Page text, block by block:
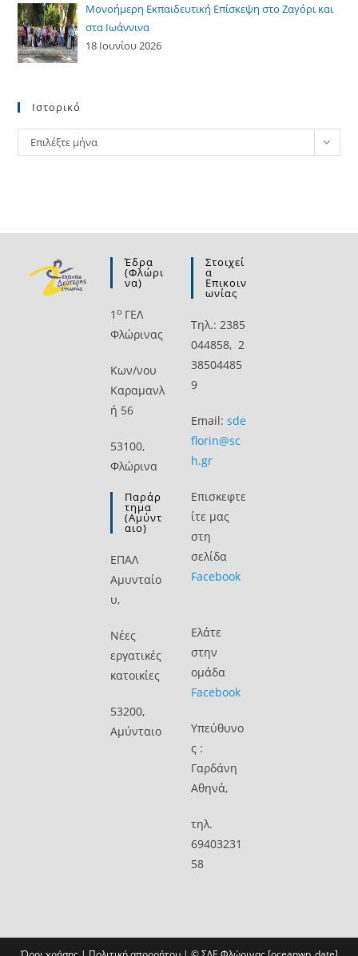
Μονοήμερη Εκπαιδευτική Επίσκεψη στο Ζαγόρι και
στα Ιωάννινα
18 Ιουνίου 2026
Ιστορικό
Ιστορικό
Επιλέξτε μήνα
Έδρα
(Φλώρι
Να)
1ο ΓΕΛ
Φλώρινας
Kων/νου
Καραμανλ
ή 56
53100,
Φλώρινα
Παράρ
Τημα
(Αμύντ
Αιο)
ΕΠΑΛ
Αμυνταίο
υ,
Νέες
εργατικές
κατοικίες
53200,
Αμύνταιο
Στοιχεί
Α
Επικοιν
Ωνίας
Τηλ.: 2385
044858, 2
38504485
9
Email: sde
florin@sc
h.gr
Επισκεφτε
ίτε μας
στη
σελίδα
Facebook
Ελάτε
στην
ομάδα
Facebook
Υπεύθυνο
ς :
Γαρδάνη
Αθηνά,
τηλ.
69403231
58